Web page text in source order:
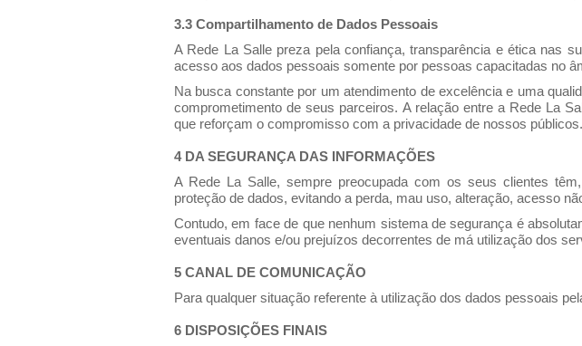
3.3 Compartilhamento de Dados Pessoais
A Rede La Salle preza pela confiança, transparência e ética nas
acesso aos dados pessoais somente por pessoas capacitadas no
Na busca constante por um atendimento de excelência e uma
comprometimento de seus parceiros. A relação entre a Rede La
que reforçam o compromisso com a privacidade de nossos públicos.
4 DA SEGURANÇA DAS INFORMAÇÕES
A Rede La Salle, sempre preocupada com os seus clientes
proteção de dados, evitando a perda, mau uso, alteração, acesso
Contudo, em face de que nenhum sistema de segurança é
eventuais danos e/ou prejuízos decorrentes de má utilização dos
5 CANAL DE COMUNICAÇÃO
Para qualquer situação referente à utilização dos dados pessoais
6 DISPOSIÇÕES FINAIS